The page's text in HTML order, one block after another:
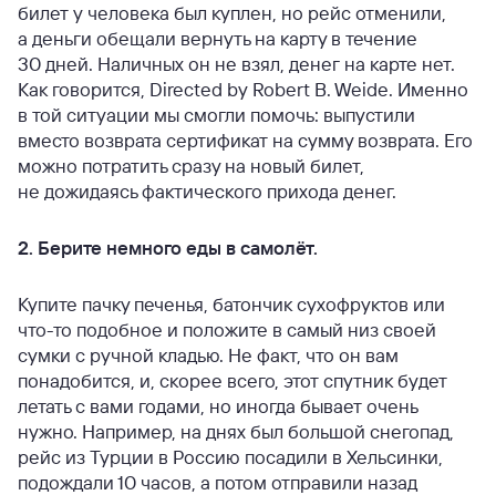
билет у человека был куплен, но рейс отменили,
а деньги обещали вернуть на карту в течение
30 дней. Наличных он не взял, денег на карте нет.
Как говорится, Directed by Robert B. Weide. Именно
в той ситуации мы смогли помочь: выпустили
вместо возврата сертификат на сумму возврата. Его
можно потратить сразу на новый билет,
не дожидаясь фактического прихода денег.
2. Берите немного еды в самолёт.
Купите пачку печенья, батончик сухофруктов или
что-то подобное и положите в самый низ своей
сумки с ручной кладью. Не факт, что он вам
понадобится, и, скорее всего, этот спутник будет
летать с вами годами, но иногда бывает очень
нужно. Например, на днях был большой снегопад,
рейс из Турции в Россию посадили в Хельсинки,
подождали 10 часов, а потом отправили назад